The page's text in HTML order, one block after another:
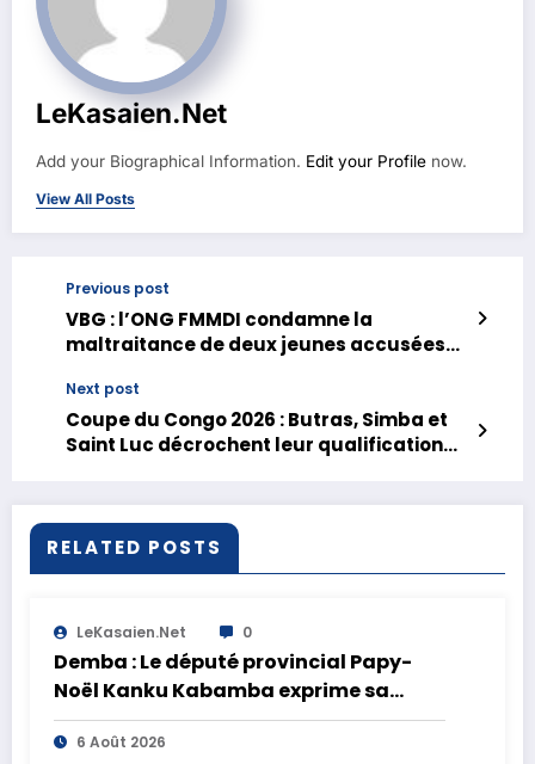
LeKasaien.net
Add your Biographical Information. Edit your Profile now.
View All Posts
Previous post
VBG : l’ONG FMMDI condamne la
maltraitance de deux jeunes accusées
sur mineure à Kananga
Next post
Coupe du Congo 2026 : Butras, Simba et
Saint Luc décrochent leur qualification
RELATED POSTS
LeKasaien.net 0
Demba : Le député provincial Papy-
Noël Kanku Kabamba exprime sa
compassion et interpelle les autorités
après le naufrage sur la rivière Lulua à
6 Août 2026